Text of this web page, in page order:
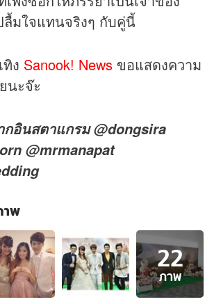
มใจแทนจริงๆ กับคู่นี้
ง Sanook! News ขอแสดงความ
นะจ๊ะ
อินสตาแกรม @dongsira
@mrmanapat
พ
22
ภาพ